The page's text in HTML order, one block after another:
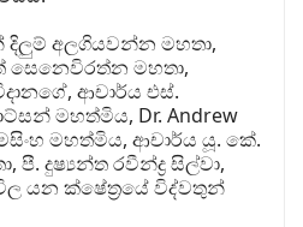
අලගියවන්න මහතා,
සෙනෙවිරත්න මහතා,
ආචාර්ය එස්.
මහත්මිය, Dr. Andrew
මහත්මිය, ආචාර්ය යූ. කේ.
පී. දුෂ්‍යන්ත රවීන්ද්‍ර සිල්වා,
යන ක්ෂේත්‍රයේ විද්වතුන්